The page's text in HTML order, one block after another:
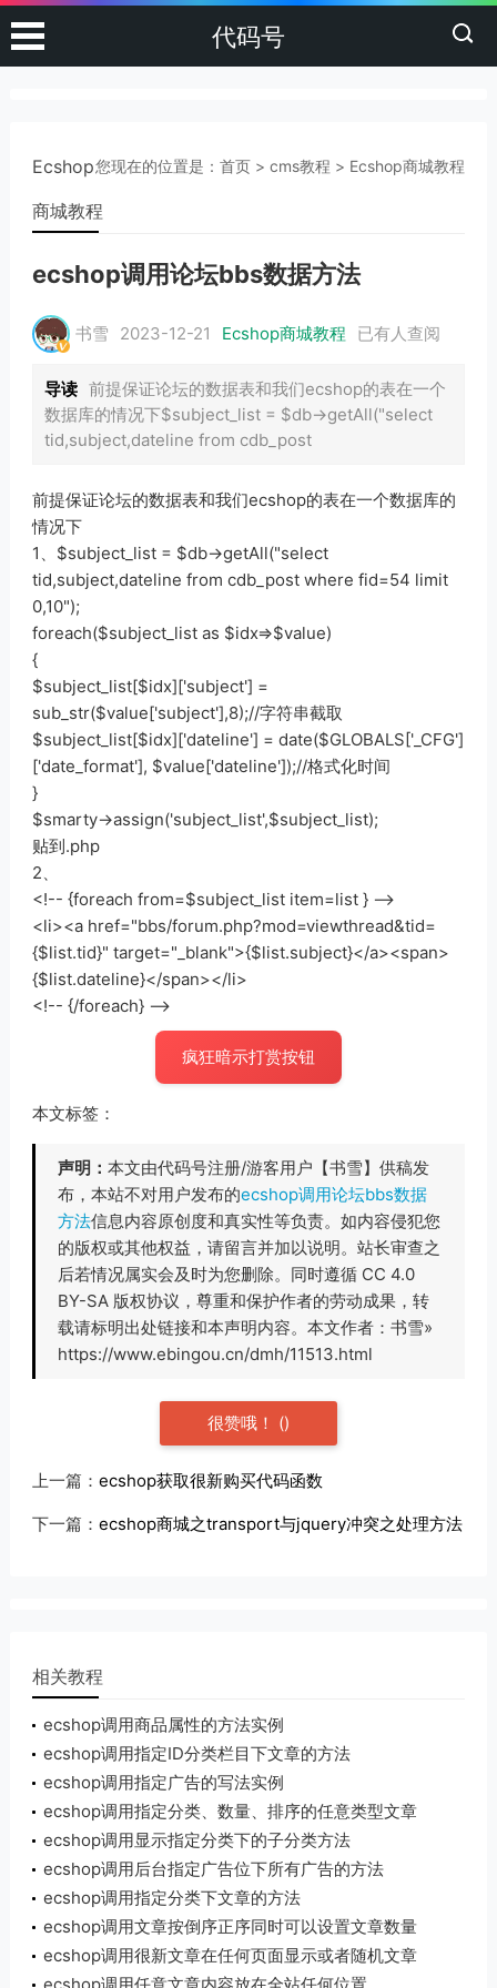
代码号
您现在的位置是：首页 >cms教程 > Ecshop商城教程
Ecshop
商城教程
ecshop调用论坛bbs数据方法
书雪 2023-12-21 Ecshop商城教程 已有人查阅
导读 前提保证论坛的数据表和我们ecshop的表在一个
数据库的情况下$subject_list = $db->getAll("select
tid,subject,dateline from cdb_post
前提保证论坛的数据表和我们ecshop的表在一个数据库的
情况下
1、$subject_list = $db->getAll("select
tid,subject,dateline from cdb_post where fid=54 limit
0,10");
foreach($subject_list as $idx=>$value)
{
$subject_list[$idx]['subject'] =
sub_str($value['subject'],8);//字符串截取
$subject_list[$idx]['dateline'] = date($GLOBALS['_CFG']
['date_format'], $value['dateline']);//格式化时间
}
$smarty->assign('subject_list',$subject_list);
贴到.php
2、
<!-- {foreach from=$subject_list item=list } -->
<li><a href="bbs/forum.php?mod=viewthread&tid=
{$list.tid}" target="_blank">{$list.subject}</a><span>
{$list.dateline}</span></li>
<!-- {/foreach} -->
疯狂暗示打赏按钮
本文标签：
声明： 本文由代码号注册/游客用户【书雪】供稿发
布，本站不对用户发布的ecshop调用论坛bbs数据
方法信息内容原创度和真实性等负责。如内容侵犯您
的版权或其他权益，请留言并加以说明。站长审查之
后若情况属实会及时为您删除。同时遵循 CC 4.0
BY-SA 版权协议，尊重和保护作者的劳动成果，转
载请标明出处链接和本声明内容。本文作者：书雪»
https://www.ebingou.cn/dmh/11513.html
很赞哦！ ()
上一篇： ecshop获取很新购买代码函数
下一篇： ecshop商城之transport与jquery冲突之处理方法
相关教程
ecshop调用商品属性的方法实例
ecshop调用指定ID分类栏目下文章的方法
ecshop调用指定广告的写法实例
ecshop调用指定分类、数量、排序的任意类型文章
的写法
ecshop调用显示指定分类下的子分类方法
ecshop调用后台指定广告位下所有广告的方法
ecshop调用指定分类下文章的方法
ecshop调用文章按倒序正序同时可以设置文章数量
的方法
ecshop调用很新文章在任何页面显示或者随机文章